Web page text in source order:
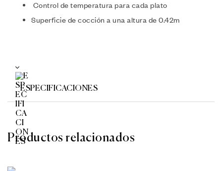
Control de temperatura para cada plato
Superficie de cocción a una altura de 0.42m
ESPECIFICACIONES
Productos relacionados